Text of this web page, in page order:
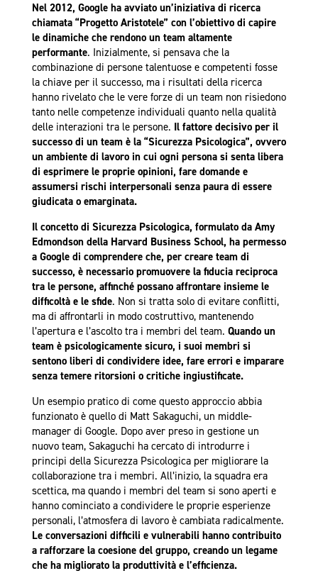
Nel 2012, Google ha avviato un’iniziativa di ricerca
chiamata “Progetto Aristotele” con l’obiettivo di capire
le dinamiche che rendono un team altamente
performante. Inizialmente, si pensava che la
combinazione di persone talentuose e competenti fosse
la chiave per il successo, ma i risultati della ricerca
hanno rivelato che le vere forze di un team non risiedono
tanto nelle competenze individuali quanto nella qualità
delle interazioni tra le persone. Il fattore decisivo per il
successo di un team è la “Sicurezza Psicologica”, ovvero
un ambiente di lavoro in cui ogni persona si senta libera
di esprimere le proprie opinioni, fare domande e
assumersi rischi interpersonali senza paura di essere
giudicata o emarginata.
Il concetto di Sicurezza Psicologica, formulato da Amy
Edmondson della Harvard Business School, ha permesso
a Google di comprendere che, per creare team di
successo, è necessario promuovere la fiducia reciproca
tra le persone, affinché possano affrontare insieme le
difficoltà e le sfide. Non si tratta solo di evitare conflitti,
ma di affrontarli in modo costruttivo, mantenendo
l’apertura e l’ascolto tra i membri del team. Quando un
team è psicologicamente sicuro, i suoi membri si
sentono liberi di condividere idee, fare errori e imparare
senza temere ritorsioni o critiche ingiustificate.
Un esempio pratico di come questo approccio abbia
funzionato è quello di Matt Sakaguchi, un middle-
manager di Google. Dopo aver preso in gestione un
nuovo team, Sakaguchi ha cercato di introdurre i
principi della Sicurezza Psicologica per migliorare la
collaborazione tra i membri. All’inizio, la squadra era
scettica, ma quando i membri del team si sono aperti e
hanno cominciato a condividere le proprie esperienze
personali, l’atmosfera di lavoro è cambiata radicalmente.
Le conversazioni difficili e vulnerabili hanno contribuito
a rafforzare la coesione del gruppo, creando un legame
che ha migliorato la produttività e l’efficienza.